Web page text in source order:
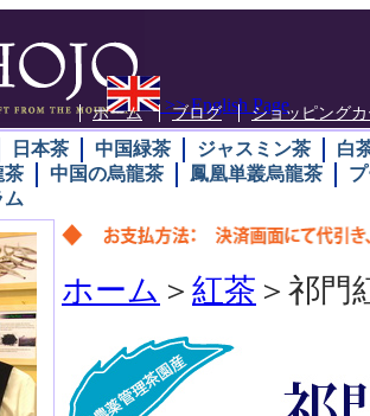
>> English Page
ホーム ブログ ショッピング
日本茶 中国緑茶 ジャスミン茶
白
茶
中国の烏龍茶 鳳凰単叢烏龍茶
ム
ホーム ＞ 紅茶 ＞祁門